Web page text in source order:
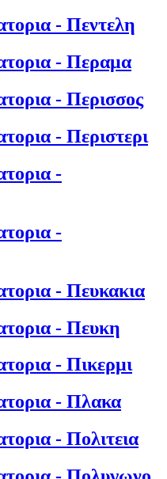
- Πεντελη
- Περαμα
- Περισσος
- Περιστερι
-
-
- Πευκακια
- Πευκη
- Πικερμι
- Πλακα
- Πολιτεια